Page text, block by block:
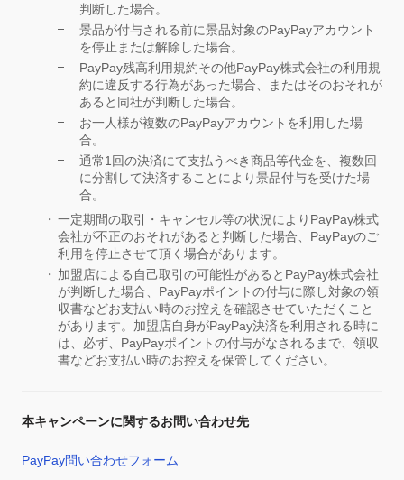
判断した場合。
景品が付与される前に景品対象のPayPayアカウント
を停止または解除した場合。
PayPay残高利用規約その他PayPay株式会社の利用規
約に違反する行為があった場合、またはそのおそれが
あると同社が判断した場合。
お一人様が複数のPayPayアカウントを利用した場
合。
通常1回の決済にて支払うべき商品等代金を、複数回
に分割して決済することにより景品付与を受けた場
合。
一定期間の取引・キャンセル等の状況によりPayPay株式
会社が不正のおそれがあると判断した場合、PayPayのご
利用を停止させて頂く場合があります。
加盟店による自己取引の可能性があるとPayPay株式会社
が判断した場合、PayPayポイントの付与に際し対象の領
収書などお支払い時のお控えを確認させていただくこと
があります。加盟店自身がPayPay決済を利用される時に
は、必ず、PayPayポイントの付与がなされるまで、領収
書などお支払い時のお控えを保管してください。
本キャンペーンに関するお問い合わせ先
PayPay問い合わせフォーム